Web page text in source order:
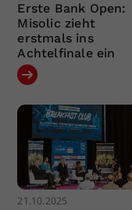
Erste Bank Open:
Misolic zieht
erstmals ins
Achtelfinale ein
21.10.2025